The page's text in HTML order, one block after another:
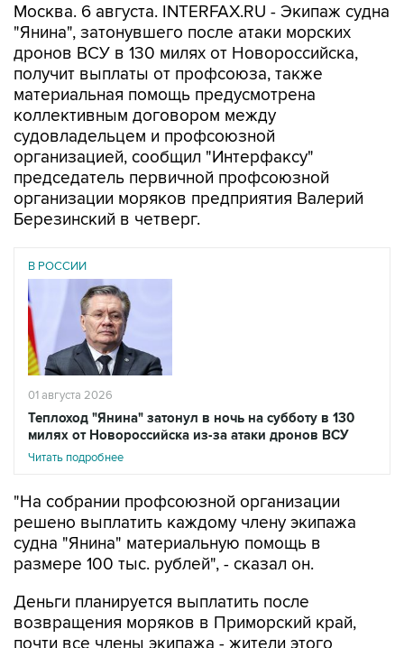
Москва. 6 августа. INTERFAX.RU - Экипаж судна
"Янина", затонувшего после атаки морских
дронов ВСУ в 130 милях от Новороссийска,
получит выплаты от профсоюза, также
материальная помощь предусмотрена
коллективным договором между
судовладельцем и профсоюзной
организацией, сообщил "Интерфаксу"
председатель первичной профсоюзной
организации моряков предприятия Валерий
Березинский в четверг.
В РОССИИ
01 августа 2026
Теплоход "Янина" затонул в ночь на субботу в 130
милях от Новороссийска из-за атаки дронов ВСУ
Читать подробнее
"На собрании профсоюзной организации
решено выплатить каждому члену экипажа
судна "Янина" материальную помощь в
размере 100 тыс. рублей", - сказал он.
Деньги планируется выплатить после
возвращения моряков в Приморский край,